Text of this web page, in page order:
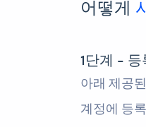
어떻게
1단계 - 등
아래 제공
계정에 등